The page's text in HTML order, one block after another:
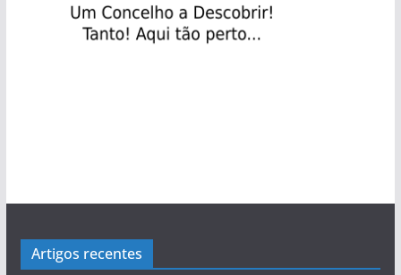
Artigos recentes